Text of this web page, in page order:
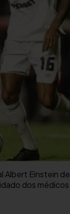
Einstein
dos